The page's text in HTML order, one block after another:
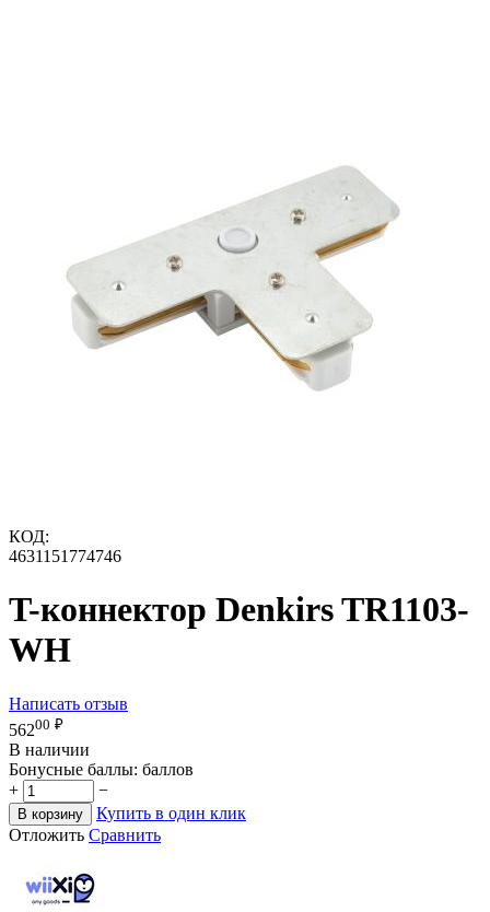
КОД:
4631151774746
T-коннектор Denkirs TR1103-
WH
Написать отзыв
56200 ₽
В наличии
Бонусные баллы: баллов
+
−
В корзину
Купить в один клик
Отложить Сравнить